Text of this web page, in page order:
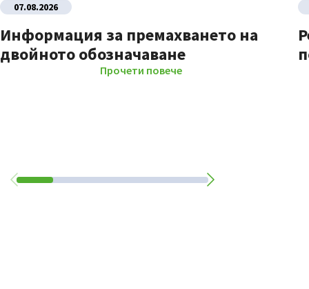
07.08.2026
Информация за премахването на
двойното обозначаване
Прочети повече